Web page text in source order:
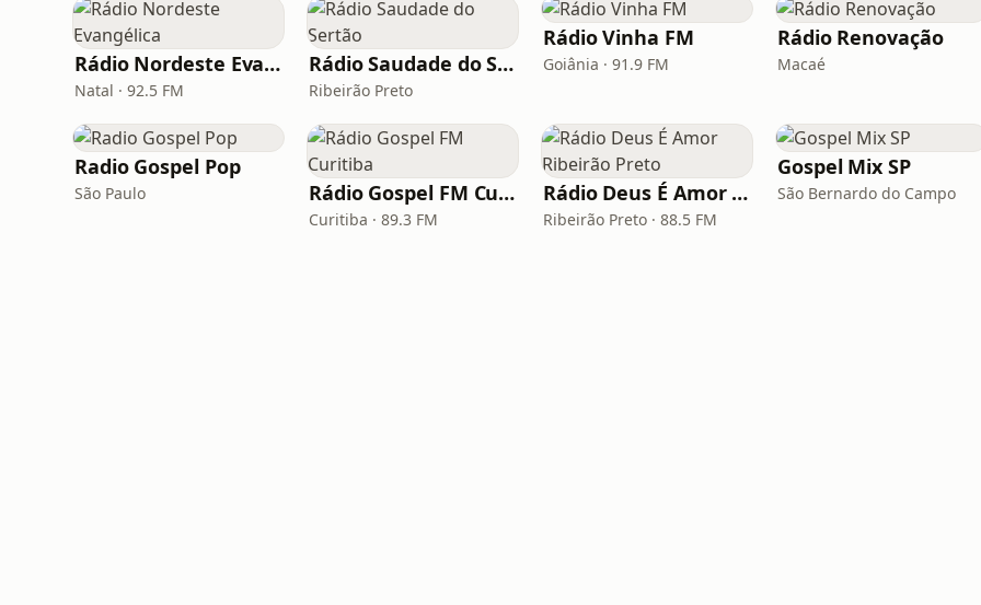
Rádio Nordeste Evangélica
Natal · 92.5 FM
Rádio Saudade do Sertão
Ribeirão Preto
Rádio Vinha FM
Goiânia · 91.9 FM
Rádio Renovação
Macaé
Radio Gospel Pop
São Paulo Rádio Gospel FM Curitiba
Curitiba · 89.3 FM
Rádio Deus É Amor Ribeirão Preto
Ribeirão Preto · 88.5 FM
Gospel Mix SP
São Bernardo do Campo